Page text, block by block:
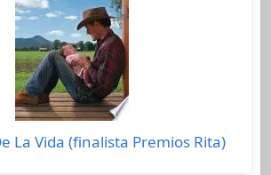
La Vida (finalista Premios Rita)